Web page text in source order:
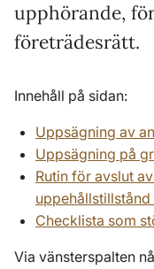
upphörande,
företrädesrätt.
Innehåll på sidan:
Uppsägning av
Uppsägning på
Rutin för avslut
uppehållstillstånd
Checklista som
Via vänsterspalten